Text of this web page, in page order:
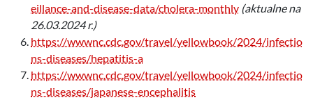
eillance-and-disease-data/cholera-monthly (aktualne na
26.03.2024 r.)
https://wwwnc.cdc.gov/travel/yellowbook/2024/infectio
ns-diseases/hepatitis-a
https://wwwnc.cdc.gov/travel/yellowbook/2024/infectio
ns-diseases/japanese-encephalitis